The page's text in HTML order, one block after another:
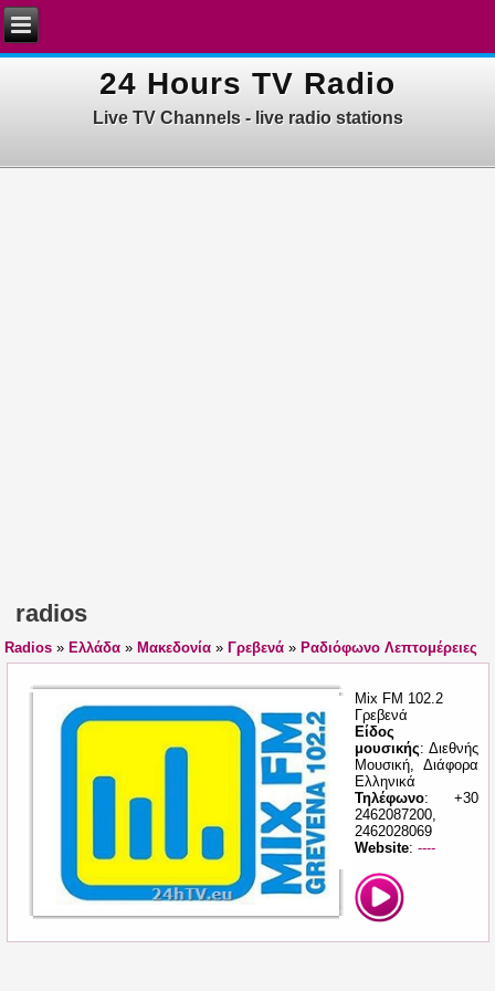
24 Hours TV Radio
Live TV Channels - live radio stations
radios
Radios » Ελλάδα » Μακεδονία » Γρεβενά » Ραδιόφωνο Λεπτομέρειες
Mix FM 102.2
Γρεβενά
Είδος
μουσικής: Διεθνής
Μουσική, Διάφορα
Ελληνικά
Τηλέφωνο: +30
2462087200,
2462028069
Website: ----